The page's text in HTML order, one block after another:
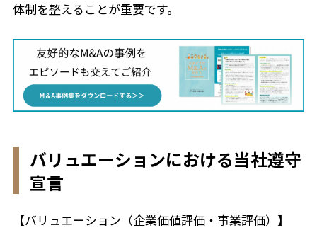
体制を整えることが重要です。
バリュエーションにおける当社遵守
宣言
【バリュエーション（企業価値評価・事業評価）】